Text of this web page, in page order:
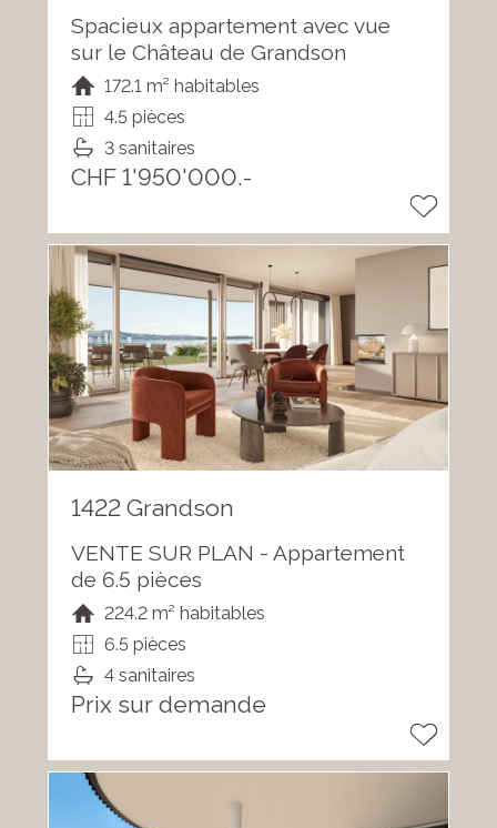
Spacieux appartement avec vue
sur le Château de Grandson
172.1 m² habitables
4.5 pièces
3 sanitaires
CHF 1'950'000.-
1422 Grandson
VENTE SUR PLAN - Appartement
de 6.5 pièces
224.2 m² habitables
6.5 pièces
4 sanitaires
Prix sur demande